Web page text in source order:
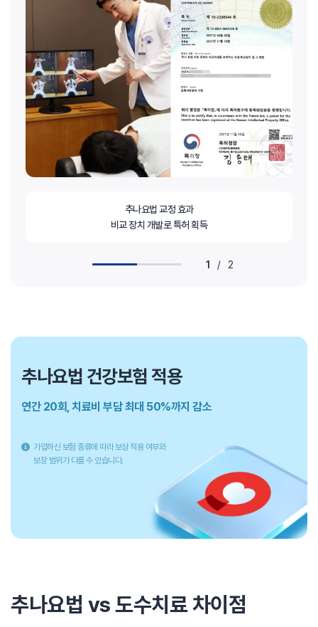
추나요법 교정 효과
비교 장치 개발로 특허 획득
1 / 2
추나요법 건강보험 적용
연간 20회, 치료비 부담 최대 50%까지 감소
가입하신 보험 종류에 따라 보상 적용 여부와
보장 범위가 다를 수 있습니다.
추나요법 vs 도수치료 차이점